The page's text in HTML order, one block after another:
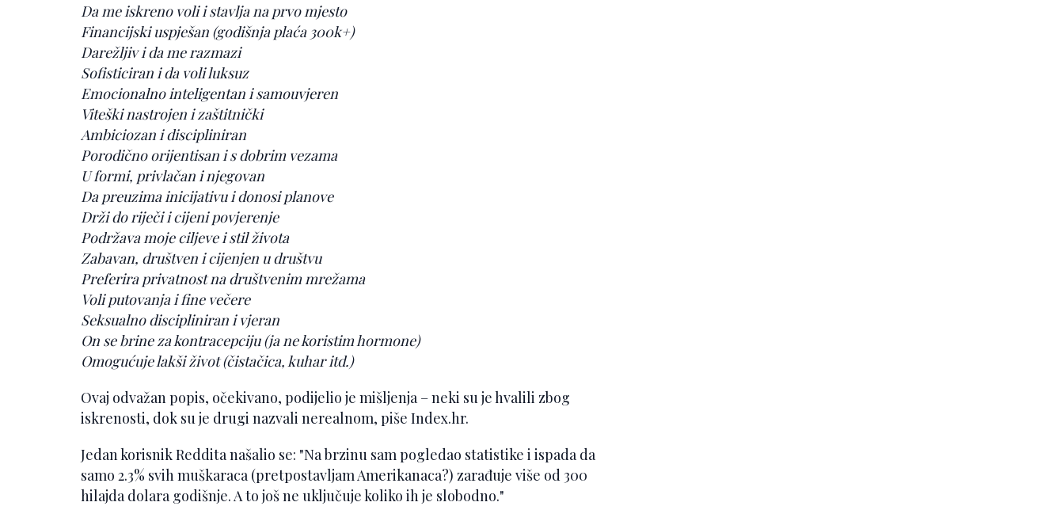
Da me iskreno voli i stavlja na prvo mjesto
Financijski uspješan (godišnja plaća 300k+)
Darežljiv i da me razmazi
Sofisticiran i da voli luksuz
Emocionalno inteligentan i samouvjeren
Viteški nastrojen i zaštitnički
Ambiciozan i discipliniran
Porodično orijentisan i s dobrim vezama
U formi, privlačan i njegovan
Da preuzima inicijativu i donosi planove
Drži do riječi i cijeni povjerenje
Podržava moje ciljeve i stil života
Zabavan, društven i cijenjen u društvu
Preferira privatnost na društvenim mrežama
Voli putovanja i fine večere
Seksualno discipliniran i vjeran
On se brine za kontracepciju (ja ne koristim hormone)
Omogućuje lakši život (čistačica, kuhar itd.)
Ovaj odvažan popis, očekivano, podijelio je mišljenja – neki su je hvalili zbog
iskrenosti, dok su je drugi nazvali nerealnom, piše Index.hr.
Jedan korisnik Reddita našalio se: "Na brzinu sam pogledao statistike i ispada da
samo 2.3% svih muškaraca (pretpostavljam Amerikanaca?) zarađuje više od 300
hilajda dolara godišnje. A to još ne uključuje koliko ih je slobodno."